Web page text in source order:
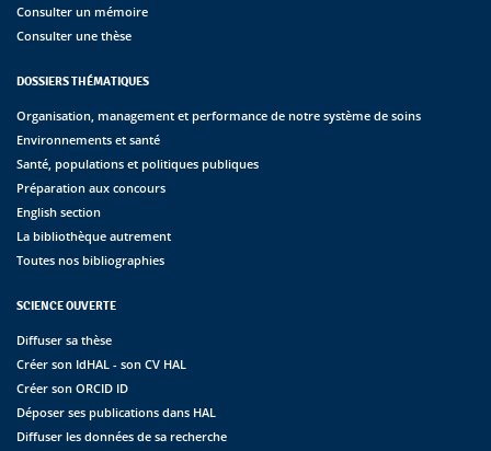
Consulter un mémoire
Consulter une thèse
DOSSIERS THÉMATIQUES
Organisation, management et performance de notre système de soins
Environnements et santé
Santé, populations et politiques publiques
Préparation aux concours
English section
La bibliothèque autrement
Toutes nos bibliographies
SCIENCE OUVERTE
Diffuser sa thèse
Créer son IdHAL - son CV HAL
Créer son ORCID ID
Déposer ses publications dans HAL
Diffuser les données de sa recherche